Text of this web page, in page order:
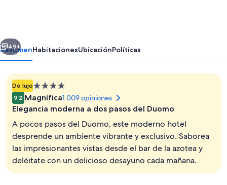
-
Preferred
Hotels
Resorts
Terraza en la azotea
Siguiente
49+
ResumenHabitacionesUbicaciónPolíticas
De lujoPropiedad
de
4.0
9,2 Magnífica1.009 opiniones
Elegancia moderna a dos pasos del Duomo
A pocos pasos del Duomo, este moderno hotel
desprende un ambiente vibrante y exclusivo. Saborea
las impresionantes vistas desde el bar de la azotea y
deléitate con un delicioso desayuno cada mañana.